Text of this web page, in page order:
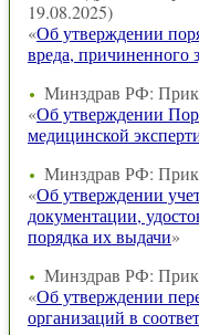
19.08.2025)
«Об утверждении
вреда, причиненного
Минздрав РФ:
«Об утверждении
медицинской
Минздрав РФ:
«Об утверждении
документации,
порядка их выдачи»
Минздрав РФ:
«Об утверждении
организаций в